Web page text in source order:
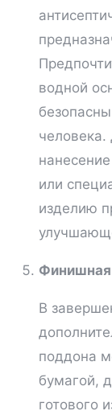
водной
человека.
или
изделию
Финишная
В
поддона
бумагой,
готового